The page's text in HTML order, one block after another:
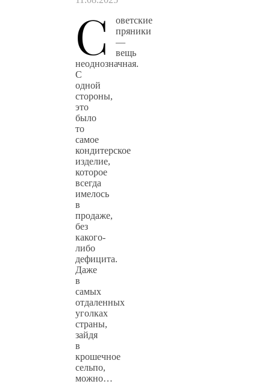
С
оветские
пряники
—
вещь
неоднозначная.
С
одной
стороны,
это
было
то
самое
кондитерское
изделие,
которое
всегда
имелось
в
продаже,
без
какого-
либо
дефицита.
Даже
в
самых
отдаленных
уголках
страны,
зайдя
в
крошечное
сельпо,
можно…